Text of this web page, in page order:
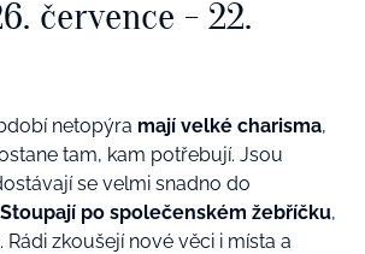
července - 22.
netopýra mají velké charisma,
tam, kam potřebují. Jsou
se velmi snadno do
Stoupají po společenském žebříčku,
zkoušejí nové věci i místa a